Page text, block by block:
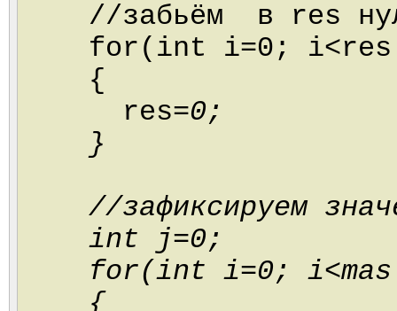
//забьём в res
for(int i=0;
{
res=0;
}
//зафиксируем
int j=0;
for(int i=0;
{